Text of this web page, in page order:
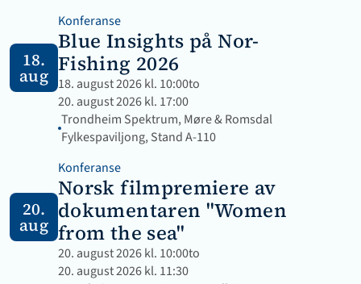
18.
aug
Konferanse
Blue Insights på Nor-
Fishing 2026
18. august 2026 kl. 10:00to
20. august 2026 kl. 17:00
Trondheim Spektrum, Møre & Romsdal
Fylkespaviljong, Stand A-110
20.
aug
Konferanse
Norsk filmpremiere av
dokumentaren "Women
from the sea"
20. august 2026 kl. 10:00to
20. august 2026 kl. 11:30